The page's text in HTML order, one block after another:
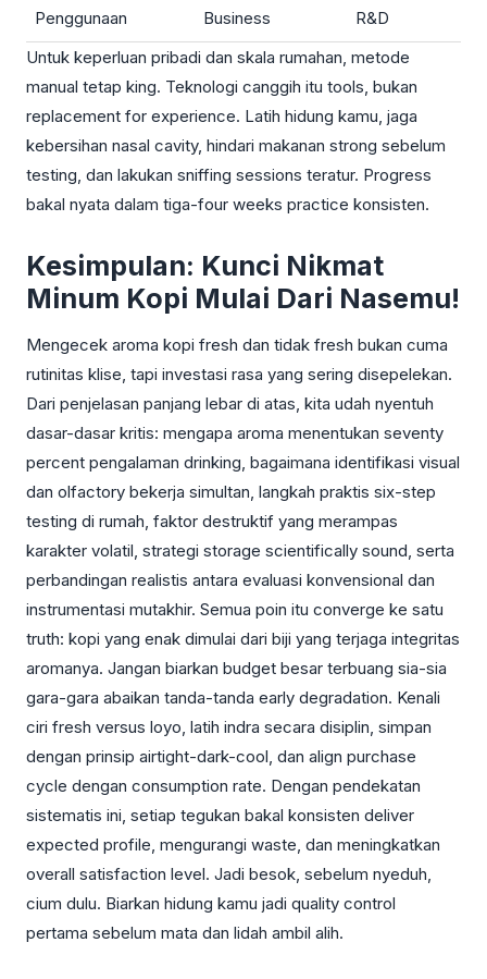
Penggunaan
Business
R&D
Untuk keperluan pribadi dan skala rumahan, metode
manual tetap king. Teknologi canggih itu tools, bukan
replacement for experience. Latih hidung kamu, jaga
kebersihan nasal cavity, hindari makanan strong sebelum
testing, dan lakukan sniffing sessions teratur. Progress
bakal nyata dalam tiga-four weeks practice konsisten.
Kesimpulan: Kunci Nikmat
Minum Kopi Mulai Dari Nasemu!
Mengecek aroma kopi fresh dan tidak fresh bukan cuma
rutinitas klise, tapi investasi rasa yang sering disepelekan.
Dari penjelasan panjang lebar di atas, kita udah nyentuh
dasar-dasar kritis: mengapa aroma menentukan seventy
percent pengalaman drinking, bagaimana identifikasi visual
dan olfactory bekerja simultan, langkah praktis six-step
testing di rumah, faktor destruktif yang merampas
karakter volatil, strategi storage scientifically sound, serta
perbandingan realistis antara evaluasi konvensional dan
instrumentasi mutakhir. Semua poin itu converge ke satu
truth: kopi yang enak dimulai dari biji yang terjaga integritas
aromanya. Jangan biarkan budget besar terbuang sia-sia
gara-gara abaikan tanda-tanda early degradation. Kenali
ciri fresh versus loyo, latih indra secara disiplin, simpan
dengan prinsip airtight-dark-cool, dan align purchase
cycle dengan consumption rate. Dengan pendekatan
sistematis ini, setiap tegukan bakal konsisten deliver
expected profile, mengurangi waste, dan meningkatkan
overall satisfaction level. Jadi besok, sebelum nyeduh,
cium dulu. Biarkan hidung kamu jadi quality control
pertama sebelum mata dan lidah ambil alih.